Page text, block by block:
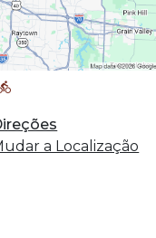
a Localização